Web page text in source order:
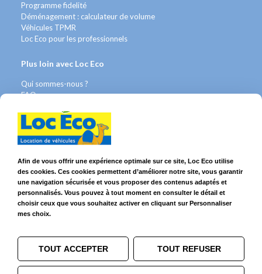
Programme fidelité
Déménagement : calculateur de volume
Véhicules TPMR
Loc Eco pour les professionnels
Plus loin avec Loc Eco
Qui sommes-nous ?
FAQ
Nous recrutons
Avis Clients
Franchises & Assurances
Conditions Générales
Données personnelles
Mentions Légales
Cookies
Suivez-nous sur
Afin de vous offrir une expérience optimale sur ce site, Loc Eco utilise
des cookies. Ces cookies permettent d’améliorer notre site, vous garantir
une navigation sécurisée et vous proposer des contenus adaptés et
personnalisés. Vous pouvez à tout moment en consulter le détail et
choisir ceux que vous souhaitez activer en cliquant sur Personnaliser
mes choix.
TOUT ACCEPTER TOUT REFUSER